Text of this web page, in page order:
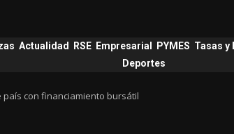
Actualidad RSE Empresarial PYMES Tasas y
Deportes
con financiamiento bursátil